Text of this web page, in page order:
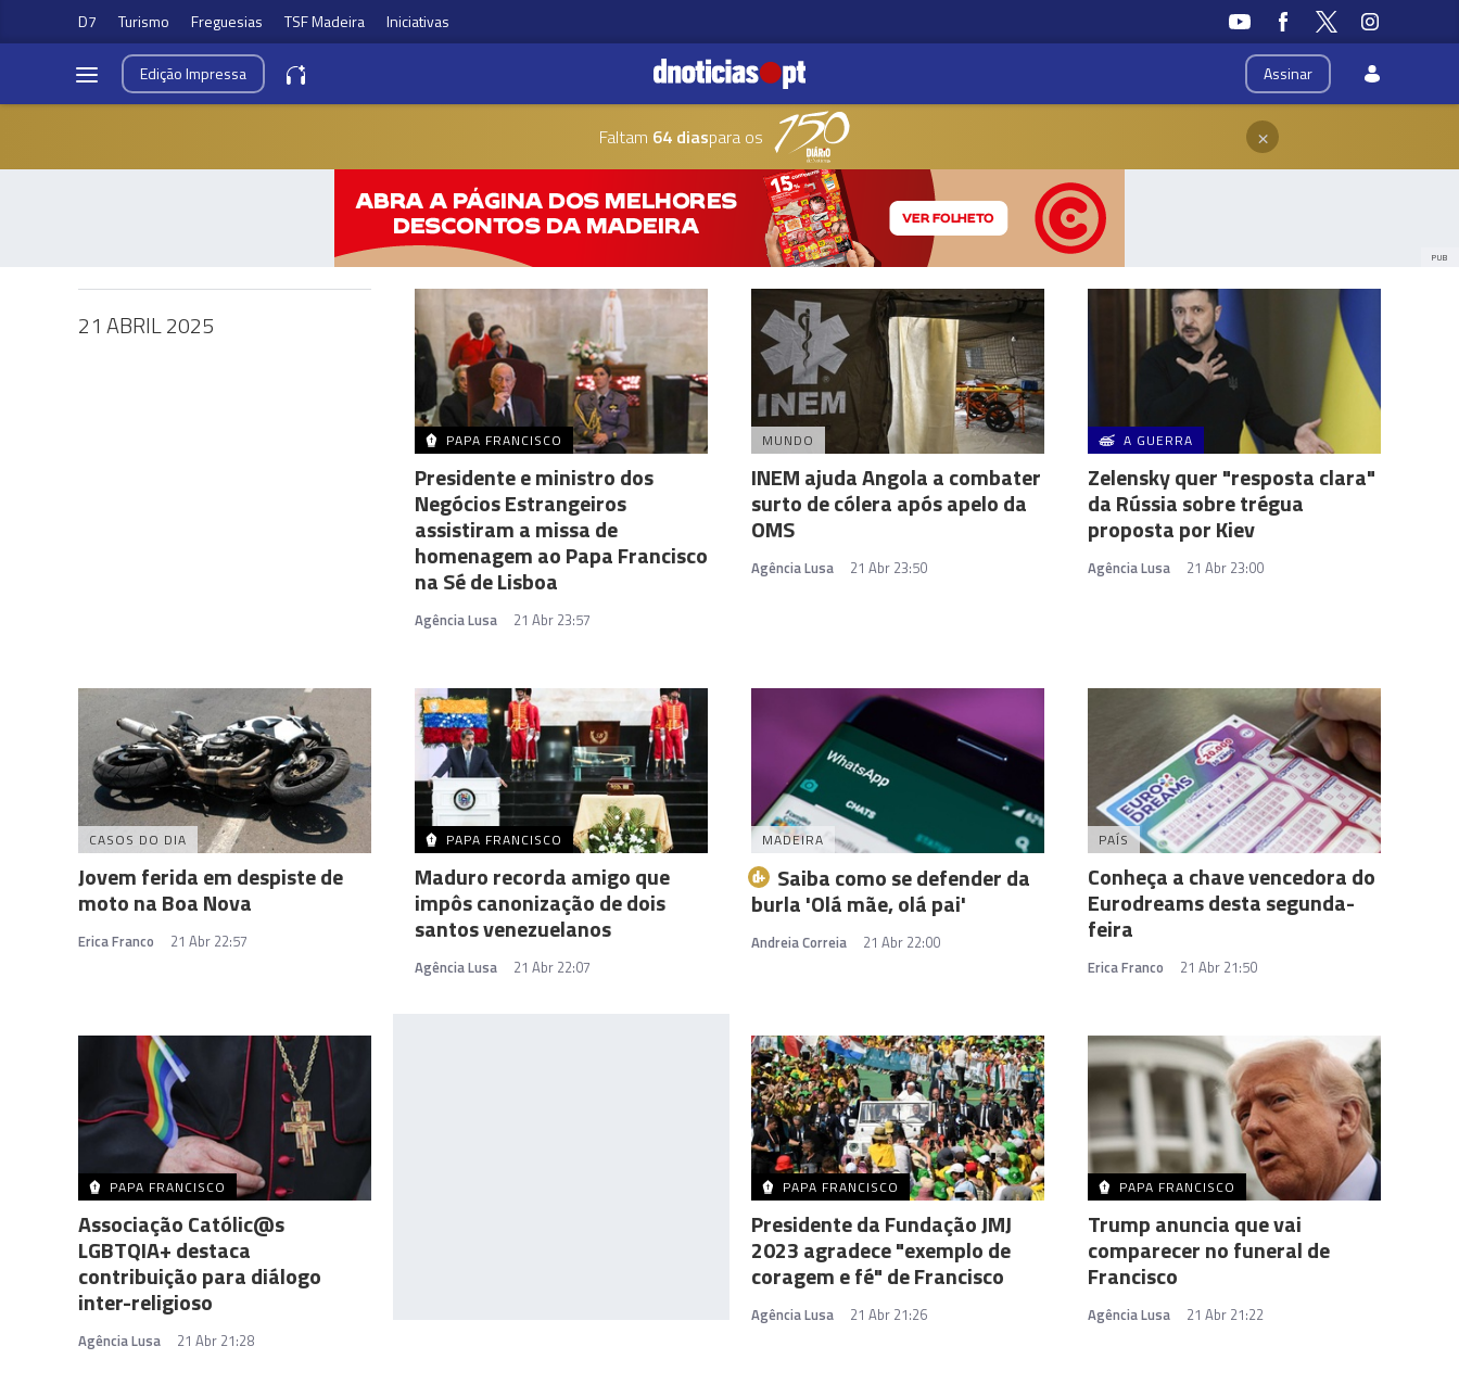
D7 Turismo Freguesias TSF Madeira Iniciativas
Assinar
EdiçãoImpressa
Faltam 64 diaspara os ×
PUB
21 ABRIL 2025
PAPA FRANCISCO
Presidente e ministro dos
Negócios Estrangeiros
assistiram a missa de
homenagem ao Papa Francisco
na Sé de Lisboa
Agência Lusa 21 Abr 23:57
MUNDO
INEM ajuda Angola a combater
surto de cólera após apelo da
OMS
Agência Lusa 21 Abr 23:50
A GUERRA
Zelensky quer "resposta clara"
da Rússia sobre trégua
proposta por Kiev
Agência Lusa 21 Abr 23:00
CASOS DO DIA
Jovem ferida em despiste de
moto na Boa Nova
Erica Franco 21 Abr 22:57
PAPA FRANCISCO
Maduro recorda amigo que
impôs canonização de dois
santos venezuelanos
Agência Lusa 21 Abr 22:07
MADEIRA
Saiba como se defender da
burla 'Olá mãe, olá pai'
Andreia Correia 21 Abr 22:00
PAÍS
Conheça a chave vencedora do
Eurodreams desta segunda-
feira
Erica Franco 21 Abr 21:50
PAPA FRANCISCO
Associação Católic@s
LGBTQIA+ destaca
contribuição para diálogo
inter-religioso
Agência Lusa 21 Abr 21:28
PAPA FRANCISCO
Presidente da Fundação JMJ
2023 agradece "exemplo de
coragem e fé" de Francisco
Agência Lusa 21 Abr 21:26
PAPA FRANCISCO
Trump anuncia que vai
comparecer no funeral de
Francisco
Agência Lusa 21 Abr 21:22